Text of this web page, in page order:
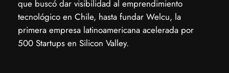
que buscó dar visibilidad al emprendimiento
tecnológico en Chile, hasta fundar Welcu, la
primera empresa latinoamericana acelerada por
500 Startups en Silicon Valley.